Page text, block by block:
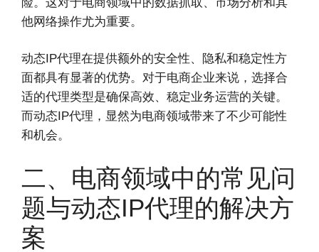
他网络操作尤为重要。
动态IP代理在提供额外的安全性、隐私和稳定性方
面都具有显著的优势。对于电商企业来说，选择合
适的代理类型是确保高效、稳定业务运营的关键。
而动态IP代理，显然为电商领域带来了不少可能性
和机会。
二、电商领域中的常见问
题与动态IP代理的解决方
案